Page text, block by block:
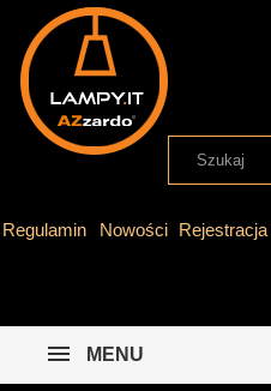
Regulamin Nowości Rejestracja
MENU